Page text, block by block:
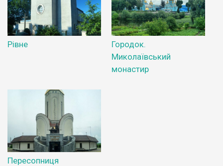
Рівне
Городок.
Миколаївський
монастир
Пересопниця